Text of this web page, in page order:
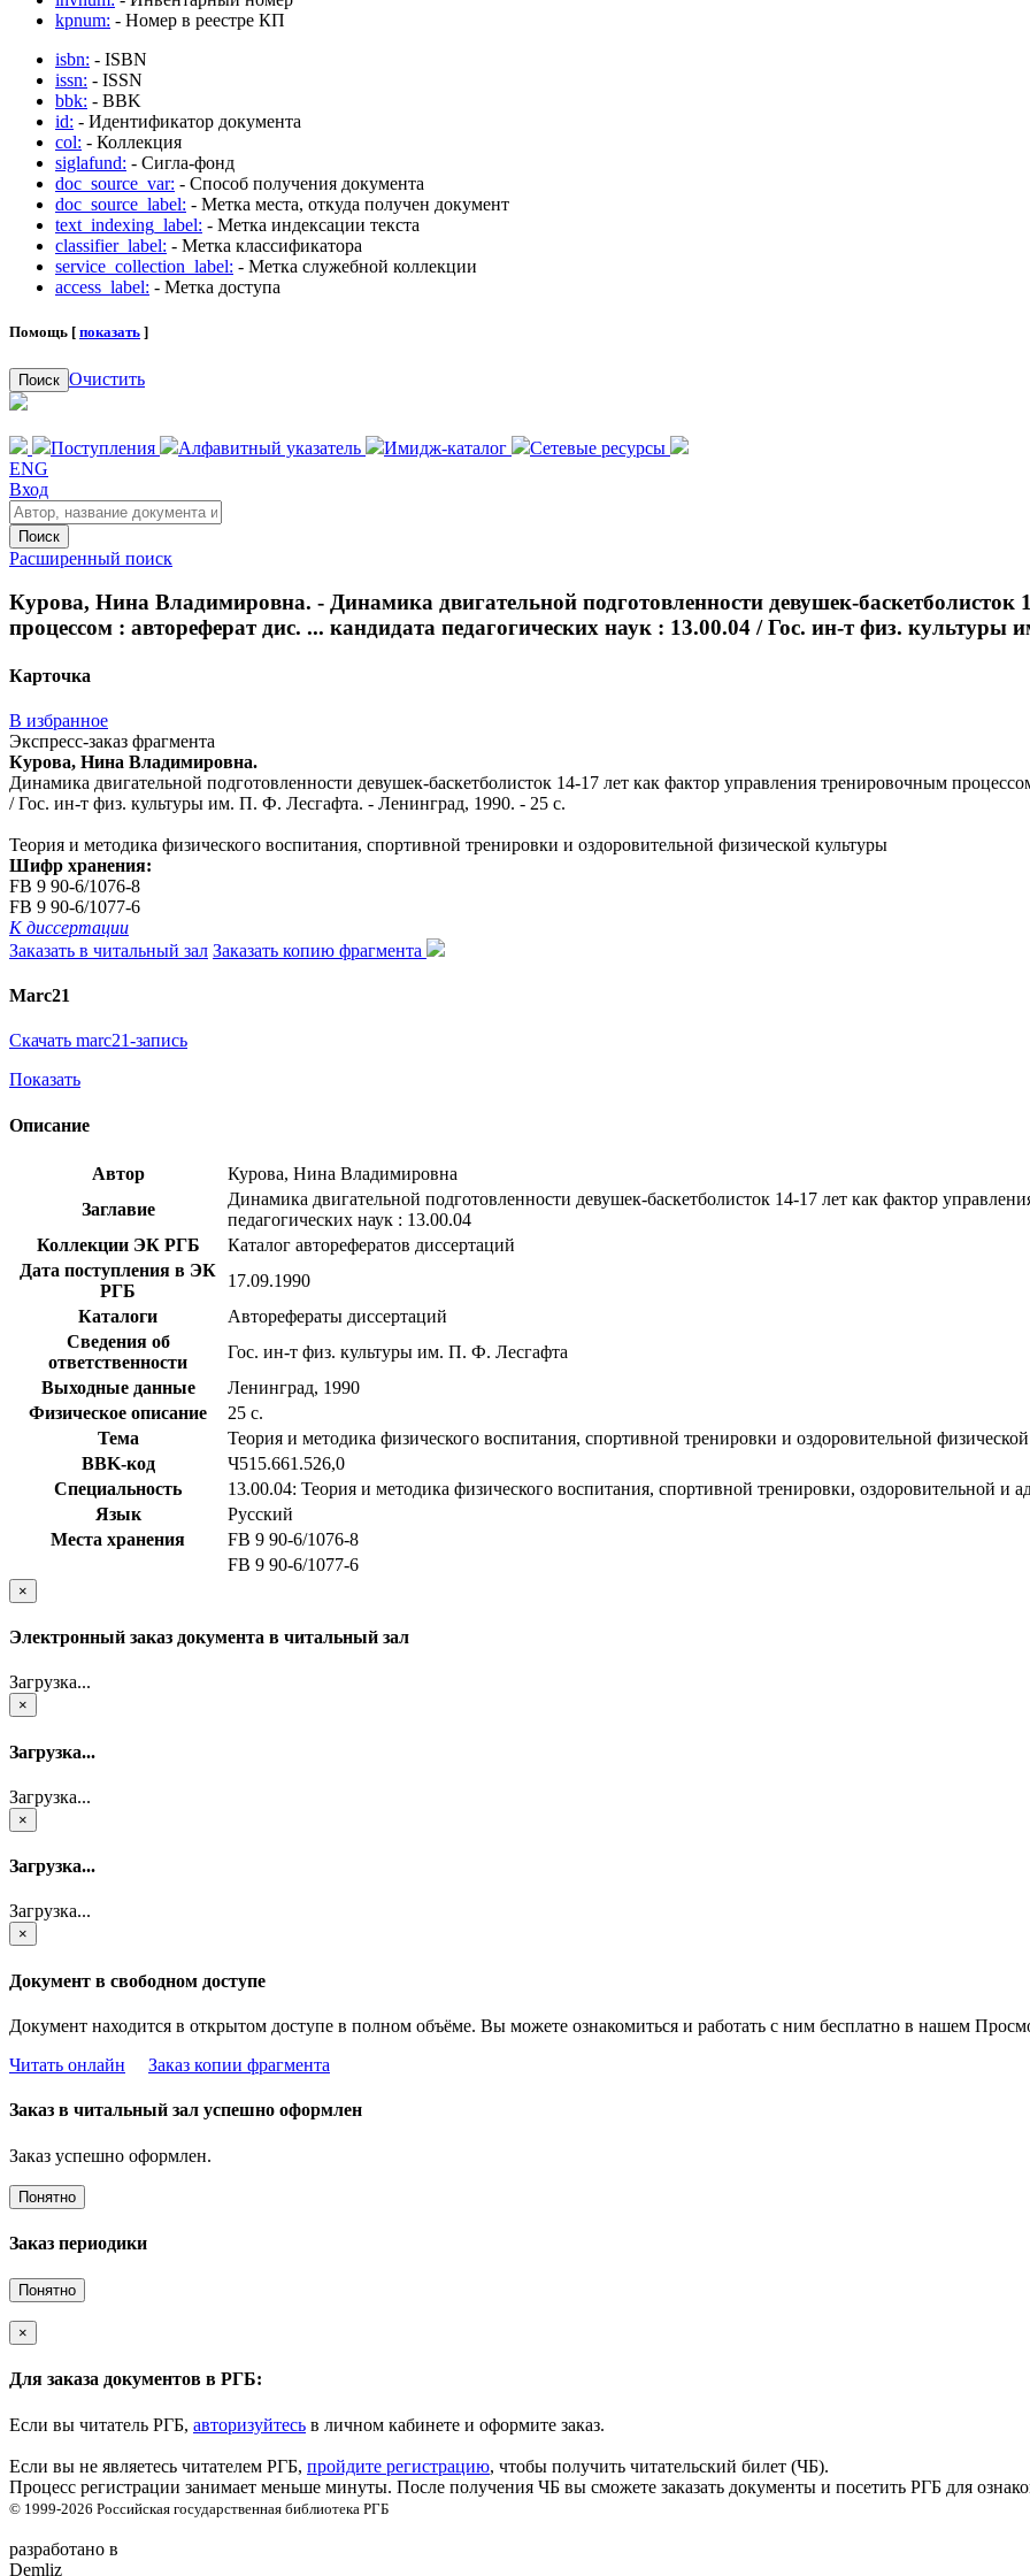
kpnum: - Номер в реестре КП
isbn: - ISBN
issn: - ISSN
bbk: - BBK
id: - Идентификатор документа
col: - Коллекция
siglafund: - Сигла-фонд
doc_source_var: - Способ получения документа
doc_source_label: - Метка места, откуда получен документ
text_indexing_label: - Метка индексации текста
classifier_label: - Метка классификатора
service_collection_label: - Метка служебной коллекции
access_label: - Метка доступа
Помощь [ показать ]
Поиск Очистить
Поступления Алфавитный указатель Имидж-каталог
Сетевые ресурсы
ENG
Вход
Поиск
Расширенный поиск
Курова, Нина Владимировна. - Динамика двигательной подготовленности девушек-
процессом : автореферат дис. ... кандидата педагогических наук : 13.00.04 / Гос. ин-т физ.
Карточка
В избранное
Экспресс-заказ фрагмента
Курова, Нина Владимировна.
Динамика двигательной подготовленности девушек-баскетболисток 14-17 лет как фактор управления тренировочным
/ Гос. ин-т физ. культуры им. П. Ф. Лесгафта. - Ленинград, 1990. - 25 с.
Теория и методика физического воспитания, спортивной тренировки и оздоровительной физической культуры
Шифр хранения:
FB 9 90-6/1076-8
FB 9 90-6/1077-6
К диссертации
Заказать в читальный зал Заказать копию фрагмента
Marc21
Скачать marc21-запись
Показать
Описание
Автор
Курова, Нина Владимировна
Заглавие
Динамика двигательной подготовленности девушек-баскетболисток 14-17 лет как фактор
педагогических наук : 13.00.04
Коллекции ЭК РГБ
Каталог авторефератов диссертаций
Дата поступления в ЭК
РГБ
17.09.1990
Каталоги
Авторефераты диссертаций
Сведения об
ответственности
Гос. ин-т физ. культуры им. П. Ф. Лесгафта
Выходные данные
Ленинград, 1990
Физическое описание
25 с.
Тема
Теория и методика физического воспитания, спортивной тренировки и оздоровительной
BBK-код
Ч515.661.526,0
Специальность
13.00.04: Теория и методика физического воспитания, спортивной тренировки, оздоровительной и
Язык
Русский
Места хранения
FB 9 90-6/1076-8
FB 9 90-6/1077-6
×
Электронный заказ документа в читальный зал
Загрузка...
×
Загрузка...
Загрузка...
×
Загрузка...
Загрузка...
×
Документ в свободном доступе
Документ находится в открытом доступе в полном объёме. Вы можете ознакомиться и работать с ним бесплатно в нашем
Читать онлайн
Заказ копии фрагмента
Заказ в читальный зал успешно оформлен
Заказ успешно оформлен.
Понятно
Заказ периодики
Понятно
×
Для заказа документов в РГБ:
Если вы читатель РГБ, авторизуйтесь в личном кабинете и оформите заказ.
Если вы не являетесь читателем РГБ, пройдите регистрацию, чтобы получить читательский билет (ЧБ).
Процесс регистрации занимает меньше минуты. После получения ЧБ вы сможете заказать документы и посетить РГБ для
© 1999-2026 Российская государственная библиотека РГБ
разработано в
Demliz